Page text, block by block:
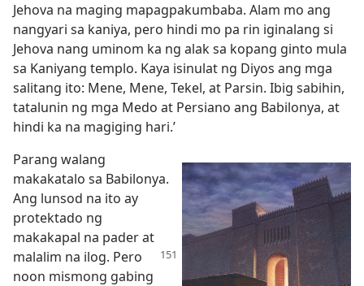
Jehova na maging mapagpakumbaba. Alam mo ang
nangyari sa kaniya, pero hindi mo pa rin iginalang si
Jehova nang uminom ka ng alak sa kopang ginto mula
sa Kaniyang templo. Kaya isinulat ng Diyos ang mga
salitang ito: Mene, Mene, Tekel, at Parsin. Ibig sabihin,
tatalunin ng mga Medo at Persiano ang Babilonya, at
hindi ka na magiging hari.’
Parang walang
makakatalo sa Babilonya.
Ang lunsod na ito ay
protektado ng
makakapal na pader at
malalim na ilog. Pero
noon mismong gabing